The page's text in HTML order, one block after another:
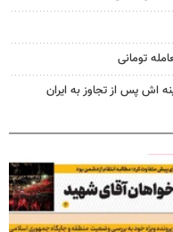
تومانی
اش پس از تجاوز به ایران